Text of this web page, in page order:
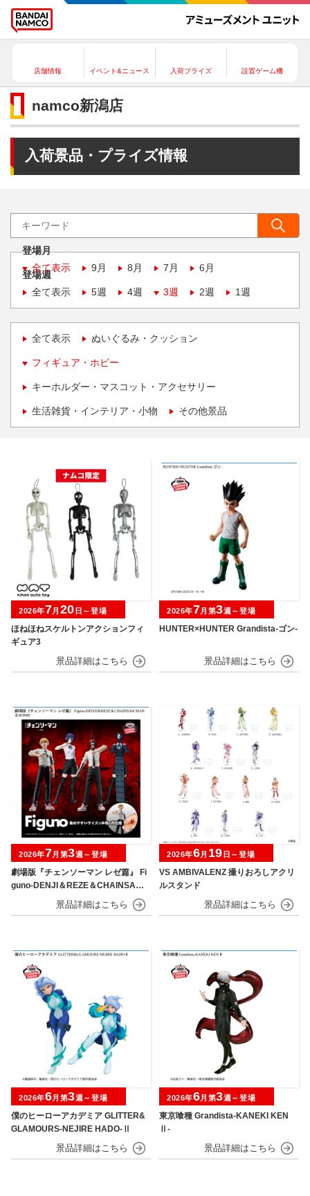
店舗情報 イベント&ニュース 入荷プライズ 設置ゲーム機
namco新潟店
入荷景品・プライズ情報
登場月
全て表示
9月 8月 7月 6月
登場週
全て表示
5週 4週 3週 2週 1週
全て表示 ぬいぐるみ・クッション
フィギュア・ホビー
キーホルダー・マスコット・アクセサリー
生活雑貨・インテリア・小物 その他景品
ほねほねスケルトンアクションフィ
ギュア3
2026年7月 20 日～登場
HUNTER×HUNTER Grandista-ゴン-
2026年7月第3週～登場
劇場版『チェンソーマン レゼ篇』 Fi
guno-DENJI＆REZE＆CHAINSAW
MAN＆BOMB-
2026年7月第3週～登場
VS AMBIVALENZ 撮りおろしアクリ
ルスタンド
2026年6月 19 日～登場
僕のヒーローアカデミア GLITTER&
GLAMOURS-NEJIRE HADO-Ⅱ
2026年6月第3週～登場
東京喰種 Grandista-KANEKI KEN
Ⅱ-
2026年6月第3週～登場